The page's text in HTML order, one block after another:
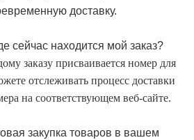
доставку.
сейчас находится мой заказ?
заказу присваивается номер для
отслеживать процесс доставки
на соответствующем веб-сайте.
закупка товаров в вашем